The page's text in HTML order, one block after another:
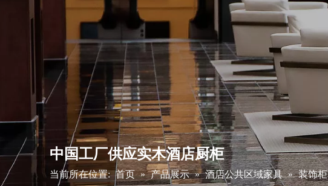
中国工厂供应实木酒店厨柜
当前所在位置: 首页 » 产品展示 » 酒店公共区域家具 » 装饰柜